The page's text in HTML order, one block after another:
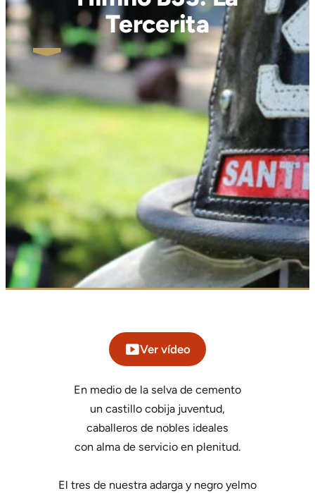
Tercerita
Ver vídeo
En medio de la selva de cemento
un castillo cobija juventud,
caballeros de nobles ideales
con alma de servicio en plenitud.
El tres de nuestra adarga y negro yelmo